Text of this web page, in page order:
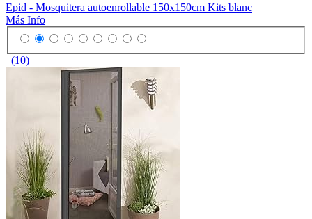
Epid - Mosquitera autoenrollable 150x150cm Kits blanc
Más Info
(10)